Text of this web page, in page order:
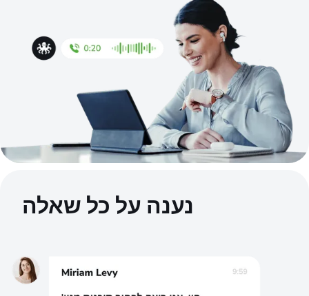
נענה על כל שאלה